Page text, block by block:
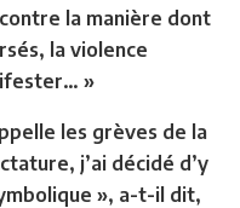
la manière dont
la violence
»
les grèves de la
j’ai décidé d’y
», a-t-il dit,